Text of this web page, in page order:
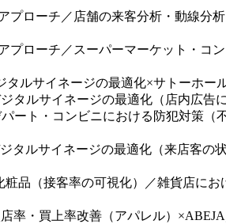
プローチ／店舗の来客分析・動線分
プローチ／スーパーマーケット・コ
ルサイネージの最適化×サトーホー
タルサイネージの最適化（店内広告
ト・コンビニにおける防犯対策（
タルサイネージの最適化（来店客の
品（接客率の可視化）／雑貨店に
率・買上率改善（アパレル）